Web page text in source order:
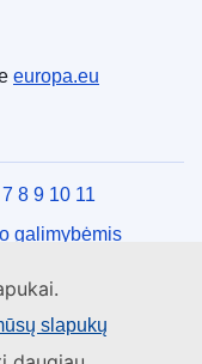
slapukų
europa.eu
8 9 10 11
galimybėmis
forma